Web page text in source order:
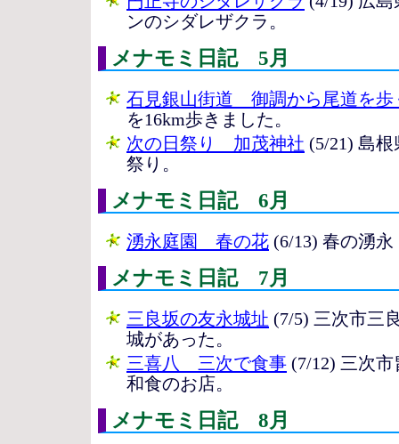
ンのシダレザクラ。
メナモミ日記 5月
石見銀山街道 御調から尾道を歩
を16km歩きました。
次の日祭り 加茂神社 (5/21) 島
祭り。
メナモミ日記 6月
湧永庭園 春の花 (6/13) 春の湧永
メナモミ日記 7月
三良坂の友永城址 (7/5) 三次市三
城があった。
三喜八 三次で食事 (7/12) 三次
和食のお店。
メナモミ日記 8月